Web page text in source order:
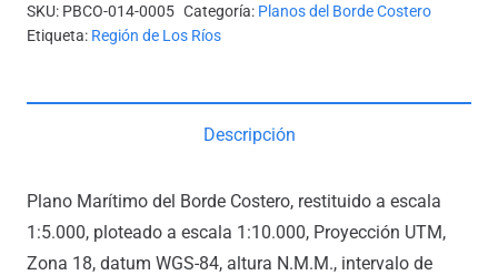
SKU: PBCO-014-0005 Categoría: Planos del Borde Costero
Etiqueta: Región de Los Ríos
Descripción
Plano Marítimo del Borde Costero, restituido a escala
1:5.000, ploteado a escala 1:10.000, Proyección UTM,
Zona 18, datum WGS-84, altura N.M.M., intervalo de